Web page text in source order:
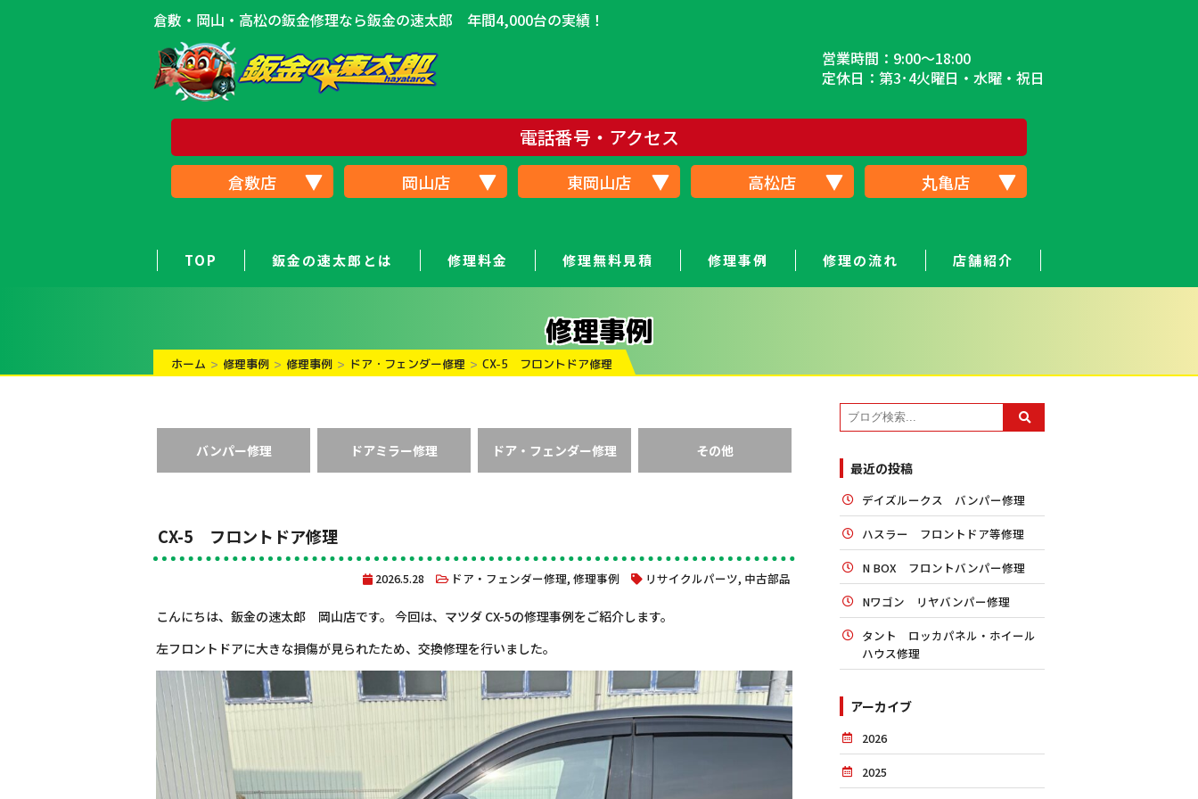
倉敷・岡山・高松の鈑金修理なら鈑金の速太郎 年間4,000台の実績！
営業時間：9:00～18:00
定休日：第3･4火曜日・水曜・祝日
電話番号・アクセス
倉敷店 岡山店 東岡山店 高松店 丸亀店
TOP 鈑金の速太郎とは 修理料金 修理無料見積 修理事例 修理の流れ 店舗紹介
修理事例
ホーム 修理事例 修理事例 ドア・フェンダー修理 CX-5 フロントドア修理
バンパー修理 ドアミラー修理 ドア・フェンダー修理 その他
CX-5 フロントドア修理
2026.5.28 ドア・フェンダー修理,修理事例 リサイクルパーツ, 中古部品
こんにちは、鈑金の速太郎 岡山店です。 今回は、マツダ CX-5の修理事例をご紹介します。
左フロントドアに大きな損傷が見られたため、交換修理を行いました。
最近の投稿
デイズルークス バンパー修理
ハスラー フロントドア等修理
N BOX フロントバンパー修理
Nワゴン リヤバンパー修理
タント ロッカパネル・ホイール
ハウス修理
アーカイブ
2026
2025